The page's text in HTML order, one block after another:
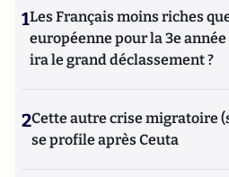
1Les Français moins riches
européenne pour la 3e
ira le grand déclassement ?
2Cette autre crise migratoire
se profile après Ceuta